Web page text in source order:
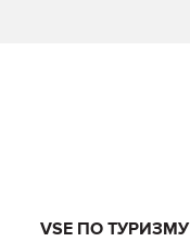
VSE ПО ТУРИЗМУ